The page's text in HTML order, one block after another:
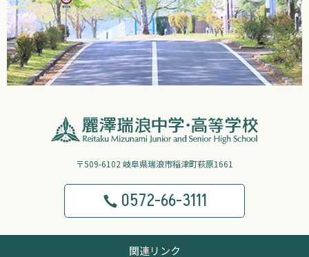
〒509-6102 岐阜県瑞浪市稲津町萩原1661
0572-66-3111
関連リンク